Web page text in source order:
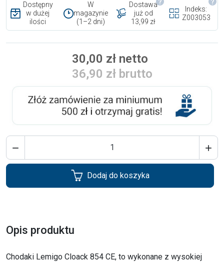
Dostępny
w dużej
ilości
W
magazynie
(1–2 dni)
Dostawa
już od
13,99 zł
Indeks:
Z003053
30,00 zł netto
36,90 zł brutto
 
Dodaj do koszyka
Opis produktu
Chodaki Lemigo Cloack 854 CE, to wykonane z wysokiej